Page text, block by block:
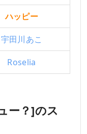
ハッピー
宇田川あこ
Roselia
ー？]のス